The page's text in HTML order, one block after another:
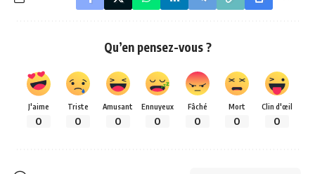
Qu’en pensez-vous ?
J'aime
0
Triste
0
Amusant
0
Ennuyeux
0
Fâché
0
Mort
0
Clin d'œil
0